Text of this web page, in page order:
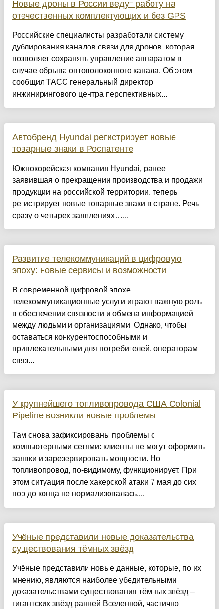
Новые дроны в России ведут работу на
отечественных комплектующих и без GPS
Российские специалисты разработали систему
дублирования каналов связи для дронов, которая
позволяет сохранять управление аппаратом в
случае обрыва оптоволоконного канала. Об этом
сообщил ТАСС генеральный директор
инжинирингового центра перспективных...
Автобренд Hyundai регистрирует новые
товарные знаки в Роспатенте
Южнокорейская компания Hyundai, ранее
заявившая о прекращении производства и продажи
продукции на российской территории, теперь
регистрирует новые товарные знаки в стране. Речь
сразу о четырех заявлениях…...
Развитие телекоммуникаций в цифровую
эпоху: новые сервисы и возможности
В современной цифровой эпохе
телекоммуникационные услуги играют важную роль
в обеспечении связности и обмена информацией
между людьми и организациями. Однако, чтобы
оставаться конкурентоспособными и
привлекательными для потребителей, операторам
связ...
У крупнейшего топливопровода США Colonial
Pipeline возникли новые проблемы
Там снова зафиксированы проблемы с
компьютерными сетями: клиенты не могут оформить
заявки и зарезервировать мощности. Но
топливопровод, по-видимому, функционирует. При
этом ситуация после хакерской атаки 7 мая до сих
пор до конца не нормализовалась,...
Учёные представили новые доказательства
существования тёмных звёзд
Учёные представили новые данные, которые, по их
мнению, являются наиболее убедительными
доказательствами существования тёмных звёзд –
гигантских звёзд ранней Вселенной, частично